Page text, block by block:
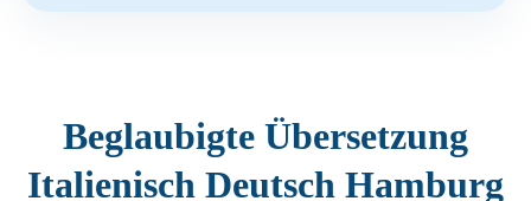
Beglaubigte Übersetzung
Italienisch Deutsch Hamburg